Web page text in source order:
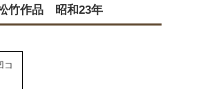
竹作品 昭和23年
コ